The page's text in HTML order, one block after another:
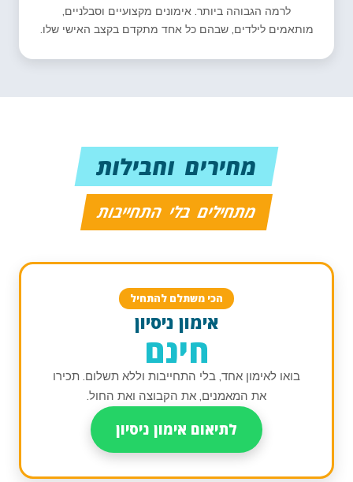
לרמה הגבוהה ביותר. אימונים מקצועיים וסבלניים,
מותאמים לילדים, שבהם כל אחד מתקדם בקצב האישי שלו.
מחירים וחבילות
מתחילים בלי התחייבות
הכי משתלם להתחיל
אימון ניסיון
חינם
בואו לאימון אחד, בלי התחייבות וללא תשלום. תכירו
את המאמנים, את הקבוצה ואת החול.
לתיאום אימון ניסיון